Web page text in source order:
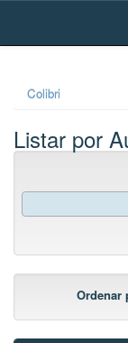
Skip
Colibri
Listar por
Ordenar